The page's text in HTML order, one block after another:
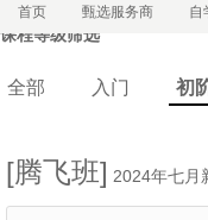
首页 甄选服务商 自
课程等级筛选
全部 入门 初
[腾飞班] 2024年七月